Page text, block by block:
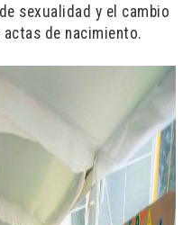
sexualidad y el cambio
de nacimiento.